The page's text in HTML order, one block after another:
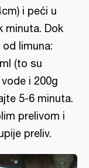
i peći u
minuta. Dok
limuna:
(to su
i 200g
5-6 minuta.
prelivom i
preliv.